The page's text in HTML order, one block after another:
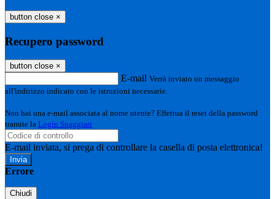
button close ×
Recupero password
button close ×
E-mail Verrà inviato un messaggio
all'indirizzo indicato con le istruzioni necessarie.
Non hai una e-mail associata al nome utente? Effettua il reset della password
tramite la Login Spaggiari
E-mail inviata, si prega di controllare la casella di posta elettronica!
Errore
Chiudi